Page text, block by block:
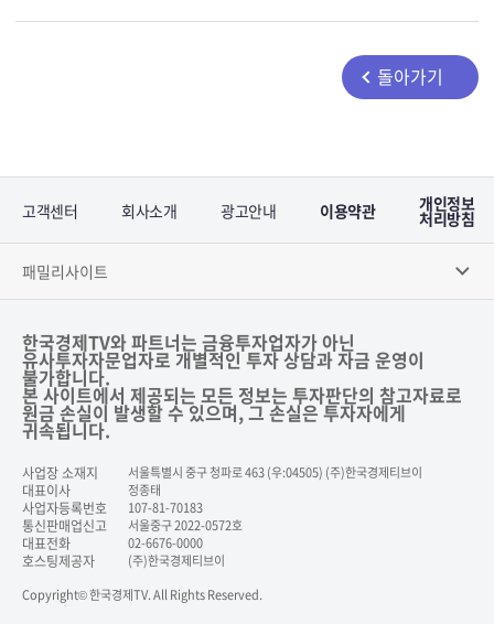
돌아가기
고객센터 회사소개 광고안내 이용약관 개인정보
처리방침
패밀리사이트
한국경제TV와 파트너는 금융투자업자가 아닌
유사투자자문업자로 개별적인 투자 상담과 자금 운영이
불가합니다.
본 사이트에서 제공되는 모든 정보는 투자판단의 참고자료로
원금 손실이 발생할 수 있으며, 그 손실은 투자자에게
귀속됩니다.
사업장 소재지 서울특별시 중구 청파로 463 (우:04505) (주)한국경제티브이
대표이사 정종태
사업자등록번호 107-81-70183
통신판매업신고 서울중구 2022-0572호
대표전화 02-6676-0000
호스팅제공자
(주)한국경제티브이
Copyright© 한국경제TV. All Rights Reserved.